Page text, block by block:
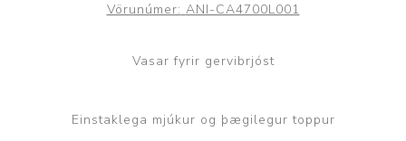
Vörunúmer: ANI-CA4700L001
Vasar fyrir gervibrjóst
Einstaklega mjúkur og þægilegur toppur